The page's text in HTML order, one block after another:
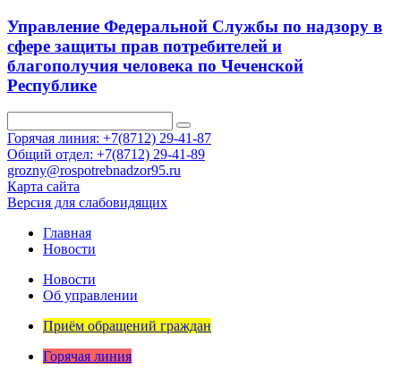
Управление Федеральной Службы по надзору в
сфере защиты прав потребителей и
благополучия человека по Чеченской
Республике
Горячая линия: +7(8712) 29-41-87
Общий отдел: +7(8712) 29-41-89
grozny@rospotrebnadzor95.ru
Карта сайта
Версия для слабовидящих
Главная
Новости
Новости
Об управлении
Приём обращений граждан
Горячая линия